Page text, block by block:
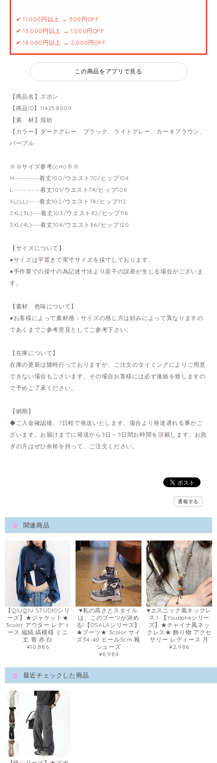
✔ 11,000円以上 → 500円OFF
✔ 13,000円以上 → 1,000円OFF
✔ 18,000円以上 → 2,000円OFF
この商品をアプリで見る
【商品名】ズボン
【商品ID】114259009
【素 材】混紡
【カラー】ダークグレー、ブラック、ライトグレー、カーキブラウン、
パープル
※※サイズ参考(cm)※※
M---------着丈100/ウエスト70/ヒップ104
L----------着丈101/ウエスト74/ヒップ108
XL(LL)----着丈102/ウエスト78/ヒップ112
2XL(3L)---着丈103/ウエスト82/ヒップ116
3XL(4L)---着丈104/ウエスト86/ヒップ120
【サイズについて】
●サイズは平置きで実寸サイズを採寸しております。
●手作業での採寸の為記述寸法より若干の誤差が生じる場合がございま
す。
【素材、色味について】
●お客様によって素材感・サイズの感じ方は好みによって異なりますの
であくまでご参考意見としてご参考下さい。
【在庫について】
在庫の更新は随時行っておりますが、ご注文のタイミングによりご用意
できない場合もございます。その場合お客様には必ず連絡を致しますの
で予めご了承ください。
【納期】
◆ご入金確認後、7日程で発送いたします、場合より発送遅れる事がご
ざいます。お届けまでに発送から3日～5日間お時間を頂戴します。お急
ぎの方はぜひ余裕を持って、ご注文ください。
通報する
関連商品
【QIUQIU STUDIOシリ
ーズ】★ジャケット★
3color アウター レディ
ース 縦縞 縞模様 ミニ
丈 青 赤 白
¥10,886
♥私の高さとスタイル
は、このブーツが決め
る!【OSALAシリーズ】
★ブーツ★ 3color サイ
ズ34-40 ヒール5cm 靴
シューズ
¥6,984
♥エスニック風ネックレ
ス！【Youboheシリー
ズ】★チャイナ風ネッ
クレス★ 飾り物 アクセ
サリー レディース 月
¥2,986
最近チェックした商品